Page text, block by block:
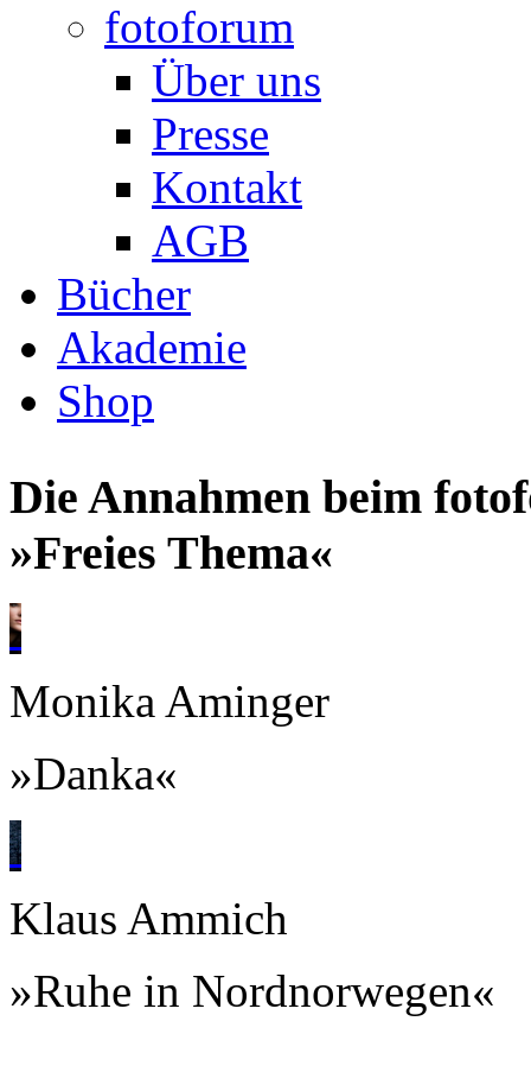
fotoforum
Über uns
Presse
Kontakt
AGB
Bücher
Akademie
Shop
Die Annahmen beim
»Freies Thema«
Monika Aminger
»Danka«
Klaus Ammich
»Ruhe in Nordnorwegen«